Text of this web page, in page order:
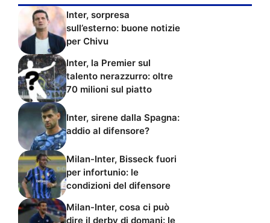
Inter, sorpresa
sull’esterno: buone notizie
per Chivu
Inter, la Premier sul
talento nerazzurro: oltre
70 milioni sul piatto
Inter, sirene dalla Spagna:
addio al difensore?
Milan-Inter, Bisseck fuori
per infortunio: le
condizioni del difensore
Milan-Inter, cosa ci può
dire il derby di domani: le